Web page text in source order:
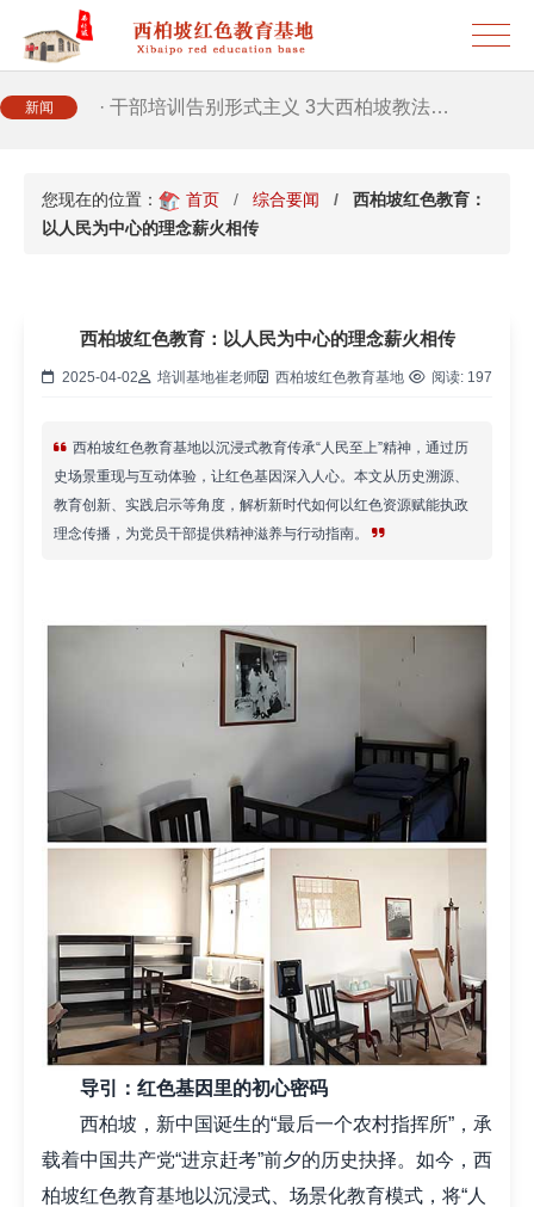
新闻
· 新时代干部培训筑牢理想信念，探秘西…
· 干部培训告别形式主义 3大西柏坡教法…
您现在的位置： 首页 综合要闻
西柏坡红色教育：
以人民为中心的理念薪火相传
西柏坡红色教育：以人民为中心的理念薪火相传
2025-04-02 培训基地崔老师 西柏坡红色教育基地 阅读: 197
西柏坡红色教育基地以沉浸式教育传承“人民至上”精神，通过历
史场景重现与互动体验，让红色基因深入人心。本文从历史溯源、
教育创新、实践启示等角度，解析新时代如何以红色资源赋能执政
理念传播，为党员干部提供精神滋养与行动指南。
导引：红色基因里的初心密码‌
西柏坡，新中国诞生的“最后一个农村指挥所”，承
载着中国共产党“进京赶考”前夕的历史抉择。如今，西
柏坡红色教育基地以沉浸式、场景化教育模式，将“人